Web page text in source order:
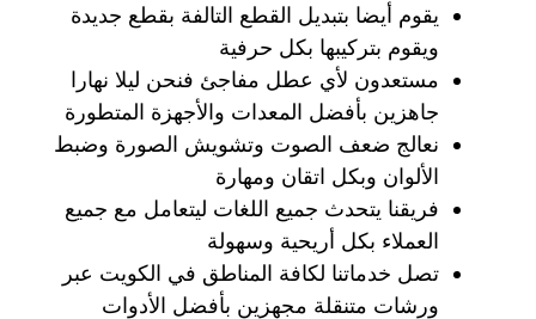
يقوم أيضا بتبديل القطع التالفة بقطع جديدة
ويقوم بتركيبها بكل حرفية
مستعدون لأي عطل مفاجئ فنحن ليلا نهارا
جاهزين بأفضل المعدات والأجهزة المتطورة
نعالج ضعف الصوت وتشويش الصورة وضبط
الألوان وبكل اتقان ومهارة
فريقنا يتحدث جميع اللغات ليتعامل مع جميع
العملاء بكل أريحية وسهولة
تصل خدماتنا لكافة المناطق في الكويت عبر
ورشات متنقلة مجهزين بأفضل الأدوات